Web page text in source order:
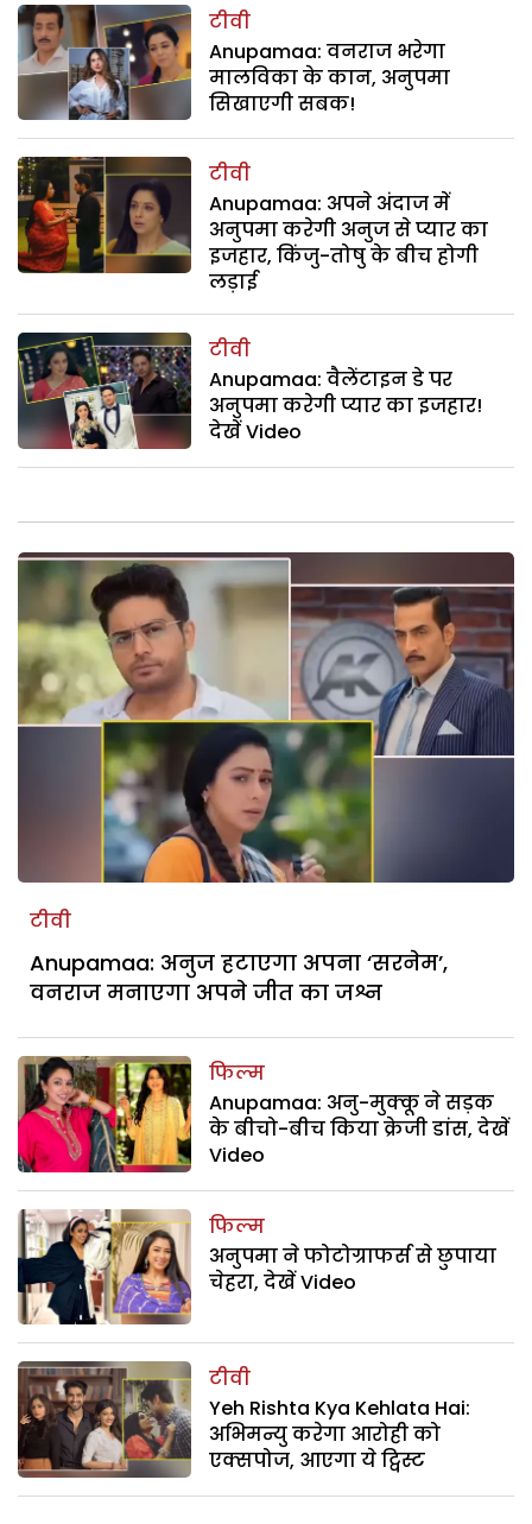
टीवी
Anupamaa: वनराज भरेगा
मालविका के कान, अनुपमा
सिखाएगी सबक!
टीवी
Anupamaa: अपने अंदाज में
अनुपमा करेगी अनुज से प्यार का
इजहार, किंजु-तोषु के बीच होगी
लड़ाई
टीवी
Anupamaa: वैलेंटाइन डे पर
अनुपमा करेगी प्यार का इजहार!
देखें Video
टीवी
Anupamaa: अनुज हटाएगा अपना ‘सरनेम’,
वनराज मनाएगा अपने जीत का जश्न
फिल्म
Anupamaa: अनु-मुक्कू ने सड़क
के बीचो-बीच किया क्रेजी डांस, देखें
Video
फिल्म
अनुपमा ने फोटोग्राफर्स से छुपाया
चेहरा, देखें Video
टीवी
Yeh Rishta Kya Kehlata Hai:
अभिमन्यु करेगा आरोही को
एक्सपोज, आएगा ये ट्विस्ट